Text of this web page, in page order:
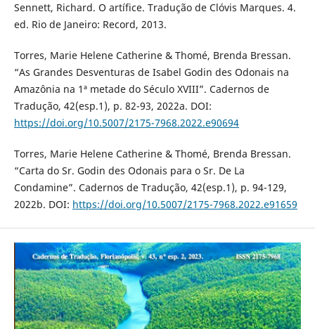
Sennett, Richard. O artífice. Tradução de Clóvis Marques. 4.
ed. Rio de Janeiro: Record, 2013.
Torres, Marie Helene Catherine & Thomé, Brenda Bressan.
“As Grandes Desventuras de Isabel Godin des Odonais na
Amazônia na 1ª metade do Século XVIII”. Cadernos de
Tradução, 42(esp.1), p. 82-93, 2022a. DOI:
https://doi.org/10.5007/2175-7968.2022.e90694
Torres, Marie Helene Catherine & Thomé, Brenda Bressan.
“Carta do Sr. Godin des Odonais para o Sr. De La
Condamine”. Cadernos de Tradução, 42(esp.1), p. 94-129,
2022b. DOI: https://doi.org/10.5007/2175-7968.2022.e91659